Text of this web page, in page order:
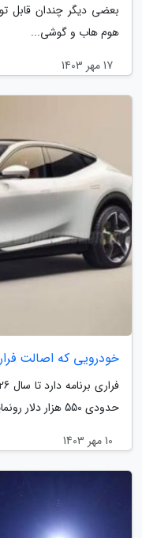
بعضی دیگر چندان قابل
هوم هاب و گوشی...
17 مهر 1403
خودرویی که اصالت
حدودی 550 هزار دلار رونمایی کند.
10 مهر 1403